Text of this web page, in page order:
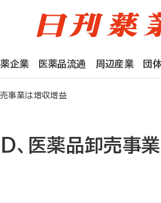
企業 医薬品流通 周辺産業 団
売事業は増収増益
、医薬品卸売事